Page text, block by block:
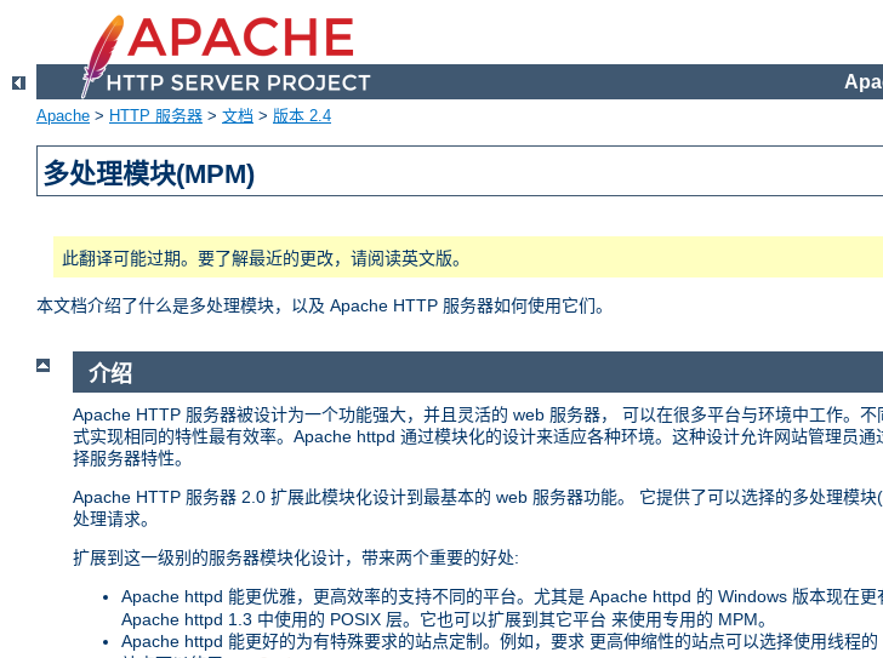
Apache > HTTP 服务器 > 文档 > 版本 2.4
多处理模块(MPM)
此翻译可能过期。要了解最近的更改，请阅读英文版。
本文档介绍了什么是多处理模块，以及 Apache HTTP 服务器如何使用它们。
介绍
Apache HTTP 服务器被设计为一个功能强大，并且灵活的 web 服务器， 可以在很多平台与环境中工作。
式实现相同的特性最有效率。Apache httpd 通过模块化的设计来适应各种环境。这种设计允许网站管理员
择服务器特性。
Apache HTTP 服务器 2.0 扩展此模块化设计到最基本的 web 服务器功能。 它提供了可以选择的多处理模
处理请求。
扩展到这一级别的服务器模块化设计，带来两个重要的好处:
Apache httpd 能更优雅，更高效率的支持不同的平台。尤其是 Apache httpd 的 Windows 版本现在更
Apache httpd 1.3 中使用的 POSIX 层。它也可以扩展到其它平台 来使用专用的 MPM。
Apache httpd 能更好的为有特殊要求的站点定制。例如，要求 更高伸缩性的站点可以选择使用线程的